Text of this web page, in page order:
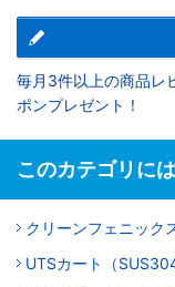
毎月3件以上の商品レ
ポンプレゼント！
このカテゴリに
クリーンフェニック
UTSカート（